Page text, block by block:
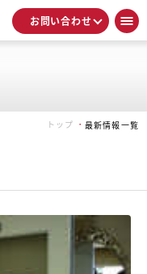
お問い合わせ
トップ 最新情報一覧